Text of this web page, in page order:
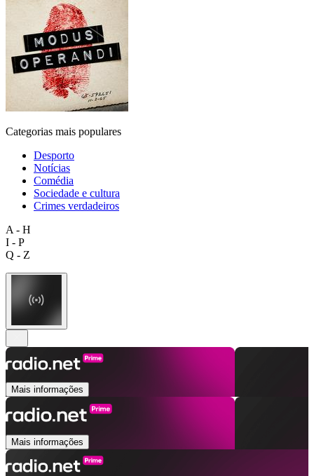
Categorias mais populares
Desporto
Notícias
Comédia
Sociedade e cultura
Crimes verdadeiros
A - H
I - P
Q - Z
Mais informações
Mais informações